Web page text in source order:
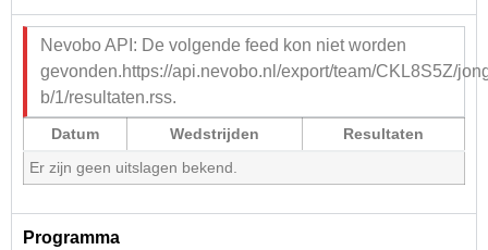
Nevobo API: De volgende feed kon niet worden
gevonden.https://api.nevobo.nl/export/team/CKL8S5Z/
b/1/resultaten.rss.
Datum Wedstrijden
Resultaten
Er zijn geen uitslagen bekend.
Programma